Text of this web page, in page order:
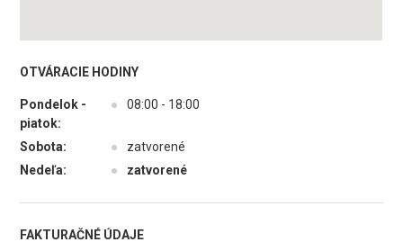
OTVÁRACIE HODINY
Pondelok -
piatok:
● 08:00 - 18:00
Sobota: ●
zatvorené
Nedeľa:
● zatvorené
FAKTURAČNÉ ÚDAJE